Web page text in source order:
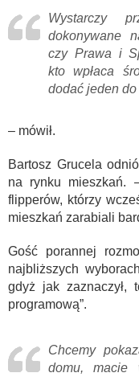
Wystarczy
dokonywane
czy Prawa i
kto wpłaca
dodać jeden
– mówił.
Bartosz Grucela
na rynku mieszkań.
flipperów, którzy
mieszkań zarabiali
Gość porannej
najbliższych
gdyż jak zaznaczył,
programową”.
Chcemy
domu, macie